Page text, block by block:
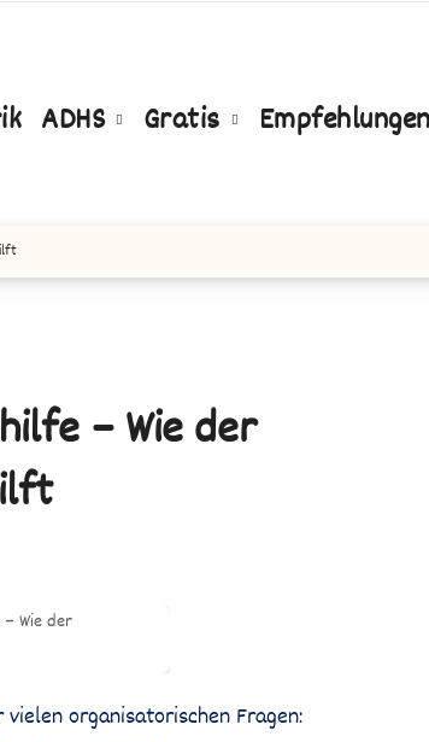
ADHS Gratis Empfehlungen
– Wie der
vielen organisatorischen Fragen: